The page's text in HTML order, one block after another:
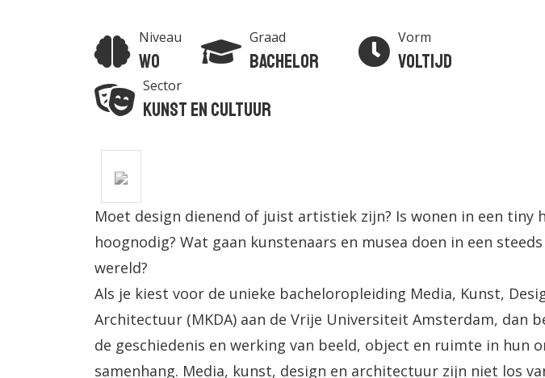
Niveau
Wo
Graad
Bachelor
Vorm
Voltijd
Sector
Kunst en Cultuur
Moet design dienend of juist artistiek zijn? Is wonen in een tiny
hoognodig? Wat gaan kunstenaars en musea doen in een
wereld?
Als je kiest voor de unieke bacheloropleiding Media, Kunst,
Architectuur (MKDA) aan de Vrije Universiteit Amsterdam, dan
de geschiedenis en werking van beeld, object en ruimte in hun
samenhang. Media, kunst, design en architectuur zijn niet los